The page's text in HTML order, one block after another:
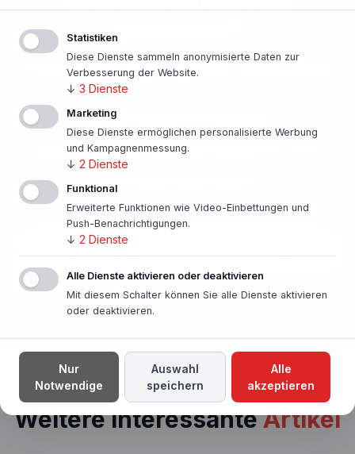
Nächstes?
Finanzierungsangebot einholen!
500 Banken im Vergleich
Persönlicher Ansprechpartner vor Ort
In nur einer Minute!
Weitere interessanteArtikel
Statistiken
Diese Dienste sammeln anonymisierte Daten zur
Verbesserung der Website.
↓ 3 Dienste
Marketing
Diese Dienste ermöglichen personalisierte Werbung
und Kampagnenmessung.
↓ 2 Dienste
Funktional
Erweiterte Funktionen wie Video-Einbettungen und
Push-Benachrichtigungen.
↓ 2 Dienste
Alle Dienste aktivieren oder deaktivieren
Mit diesem Schalter können Sie alle Dienste aktivieren
oder deaktivieren.
Nur
Notwendige
Auswahl
speichern
Alle
akzeptieren